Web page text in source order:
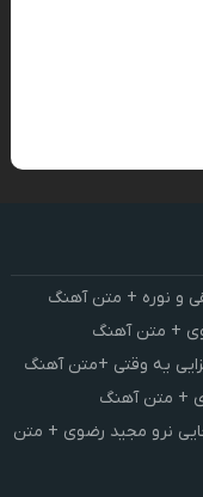
و نوره + متن آهنگ
+ متن آهنگ
یه وقتی +متن آهنگ
+ متن آهنگ
نرو مجید رضوی + متن